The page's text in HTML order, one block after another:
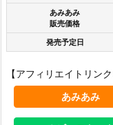
あみあみ
販売価格
発売予定日
【アフィリエイトリン
あみあみ